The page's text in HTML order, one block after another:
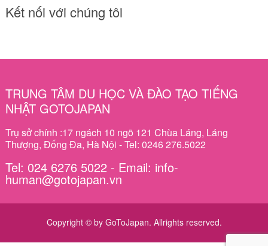
Kết nối với chúng tôi
TRUNG TÂM DU HỌC VÀ ĐÀO TẠO TIẾNG
NHẬT GOTOJAPAN
Trụ sở chính :17 ngách 10 ngõ 121 Chùa Láng, Láng
Thượng, Đống Đa, Hà Nội - Tel: 0246 276.5022
Tel: 024 6276 5022 - Email: info-
human@gotojapan.vn
Copyright © by GoToJapan. Allrights reserved.